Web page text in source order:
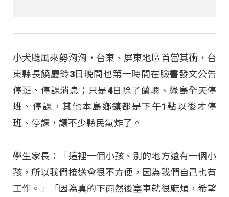
小犬颱風來勢洶洶，台東、屏東地區首當其衝，台
東縣長饒慶鈴3日晚間也第一時間在臉書發文公告
停班、停課消息；只是4日除了蘭嶼、綠島全天停
班、停課，其他本島鄉鎮都是下午1點以後才停
班、停課，讓不少縣民氣炸了。
學生家長：「這裡一個小孩、別的地方還有一個小
孩，所以我們接送會很不方便，因為我們自己也有
工作。」「因為真的下雨然後塞車就很麻煩，希望